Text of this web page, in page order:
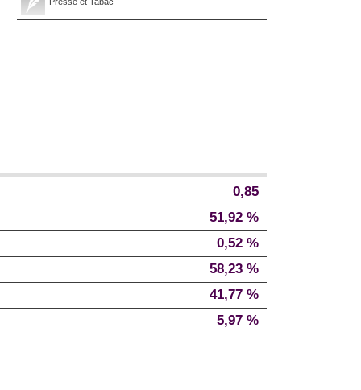
0,85
51,92 %
0,52 %
58,23 %
41,77 %
5,97 %